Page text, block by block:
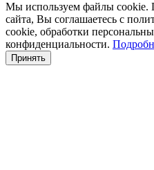
Мы используем файлы cookie.
сайта, Вы соглашаетесь с
cookie, обработки
конфиденциальности.
Принять